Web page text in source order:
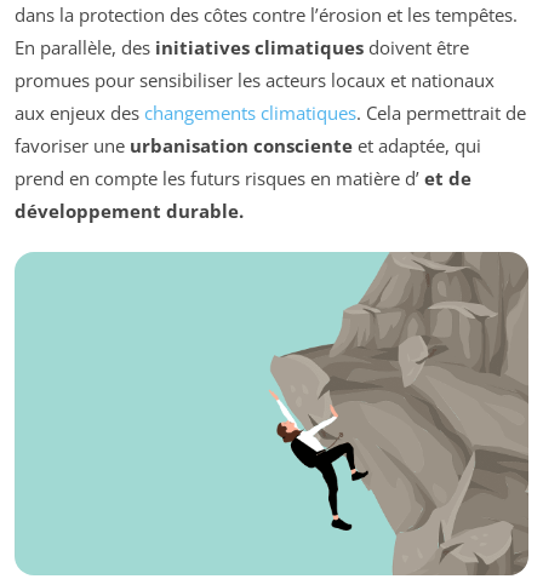
dans la protection des côtes contre l’érosion et les tempêtes.
En parallèle, des initiatives climatiques doivent être
promues pour sensibiliser les acteurs locaux et nationaux
aux enjeux des changements climatiques. Cela permettrait de
favoriser une urbanisation consciente et adaptée, qui
prend en compte les futurs risques en matière d’ et de
développement durable.